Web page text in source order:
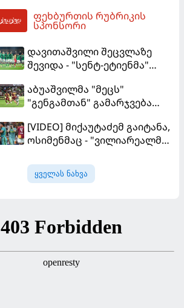
ფეხბურთის რუბრიკის
სპონსორი
დავითაშვილი შეცვლაზე
შევიდა - "სენტ-ეტიენმა"
აბუაშვილმა "მეცს"
"გენგამთან" გამარჯვება
[VIDEO] მიქაუტაძემ გაიტანა,
ოსიმენმაც - "ვილიარეალმა"
"გალათასარაის" მოუგო
ყველას ნახვა